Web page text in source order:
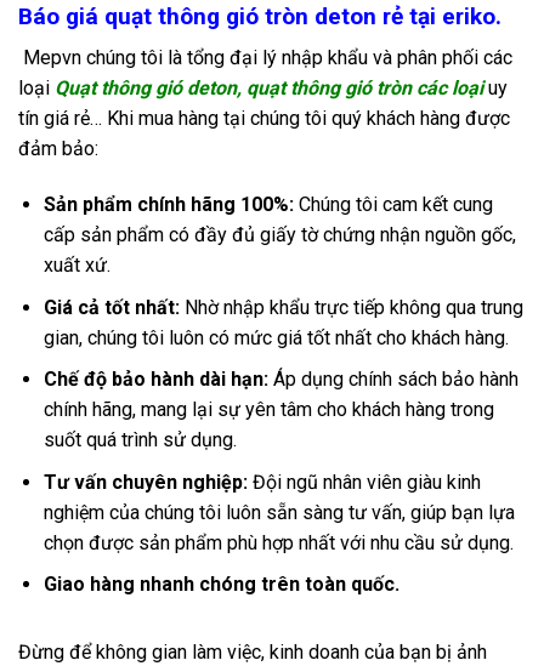
Báo giá quạt thông gió tròn deton rẻ tại eriko.
Mepvn chúng tôi là tổng đại lý nhập khẩu và phân phối các
loại Quạt thông gió deton, quạt thông gió tròn các loạiuy
tín giá rẻ… Khi mua hàng tại chúng tôi quý khách hàng được
đảm bảo:
Sản phẩm chính hãng 100%:Chúng tôi cam kết cung
cấp sản phẩm có đầy đủ giấy tờ chứng nhận nguồn gốc,
xuất xứ.
Giá cả tốt nhất:Nhờ nhập khẩu trực tiếp không qua trung
gian, chúng tôi luôn có mức giá tốt nhất cho khách hàng.
Chế độ bảo hành dài hạn:Áp dụng chính sách bảo hành
chính hãng, mang lại sự yên tâm cho khách hàng trong
suốt quá trình sử dụng.
Tư vấn chuyên nghiệp:Đội ngũ nhân viên giàu kinh
nghiệm của chúng tôi luôn sẵn sàng tư vấn, giúp bạn lựa
chọn được sản phẩm phù hợp nhất với nhu cầu sử dụng.
Giao hàng nhanh chóng trên toàn quốc.
Đừng để không gian làm việc, kinh doanh của bạn bị ảnh